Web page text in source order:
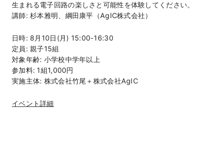
生まれる電子回路の楽しさと可能性を体験してください。
講師: 杉本雅明、綱田康平（AgIC株式会社）
日時: 8月10日(月) 15:00-16:30
定員: 親子15組
対象年齢: 小学校中学年以上
参加料: 1組1,000円
実施主体: 株式会社竹尾＋株式会社AgIC
イベント詳細